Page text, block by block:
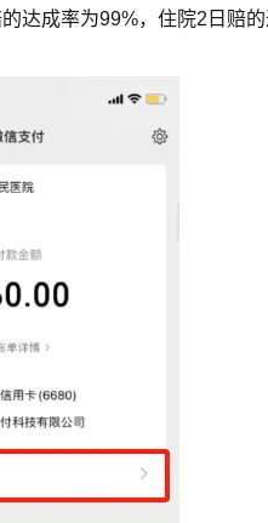
达成率为99%，住院2日赔的